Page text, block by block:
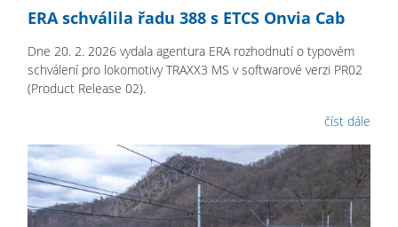
ERA schválila řadu 388 s ETCS Onvia Cab
Dne 20. 2. 2026 vydala agentura ERA rozhodnutí o typovém
schválení pro lokomotivy TRAXX3 MS v softwarové verzi PR02
(Product Release 02).
číst dále